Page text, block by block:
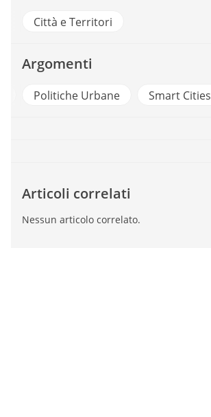
Città e Territori
Argomenti
Politiche Urbane Smart Cities
Articoli correlati
Nessun articolo correlato.